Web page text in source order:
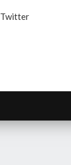
Twitter